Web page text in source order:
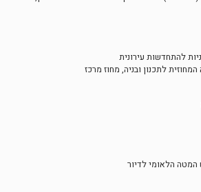
להתחדשות עירונית
המחוזית לתכנון ובניה, מחוז מרכז
המטה הלאומי לדיור